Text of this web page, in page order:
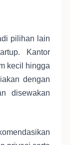
pilihan lain
Kantor
kecil hingga
dengan
disewakan